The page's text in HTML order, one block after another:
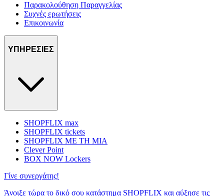
Παρακολούθηση Παραγγελίας
Συχνές ερωτήσεις
Επικοινωνία
ΥΠΗΡΕΣΙΕΣ
SHOPFLIX max
SHOPFLIX tickets
SHOPFLIX ΜΕ ΤΗ ΜΙΑ
Clever Point
BOX NOW Lockers
Γίνε συνεργάτης!
Άνοιξε τώρα το δικό σου κατάστημα SHOPFLIX και αύξησε τις